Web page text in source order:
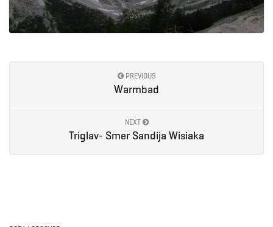
PREVIOUS
Warmbad
NEXT
Triglav- Smer Sandija Wisiaka